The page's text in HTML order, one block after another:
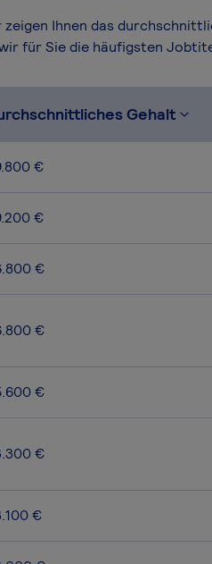
zeigen Ihnen das
für Sie die häufigsten
Gehalt
€
€
€
€
€
€
€